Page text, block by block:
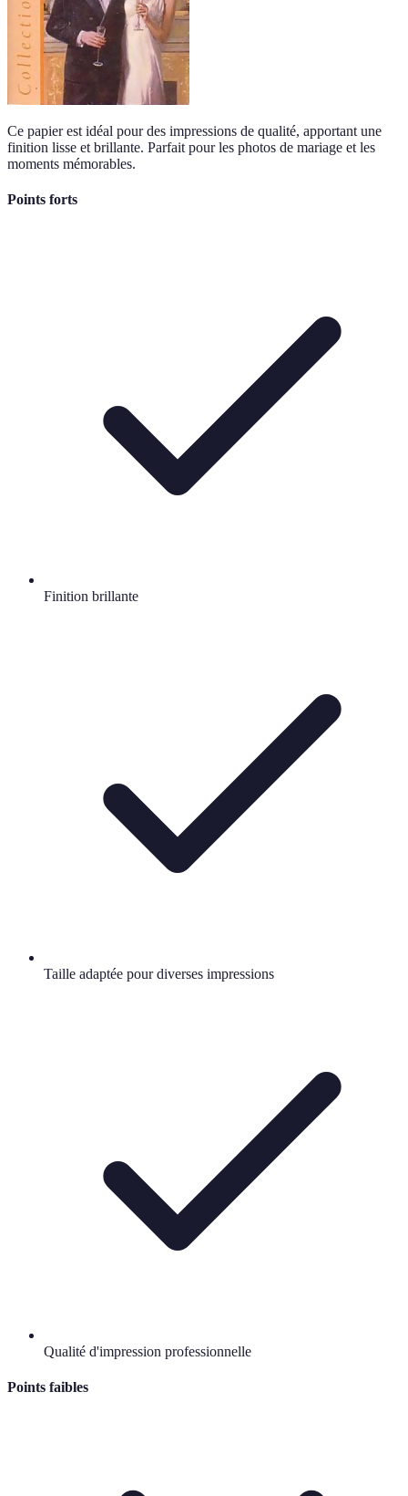
Ce papier est idéal pour des impressions de qualité, apportant une
finition lisse et brillante. Parfait pour les photos de mariage et les
moments mémorables.
Points forts
Finition brillante
Taille adaptée pour diverses impressions
Qualité d'impression professionnelle
Points faibles